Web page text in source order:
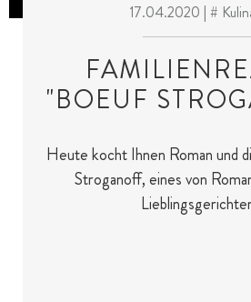
17.04.2020 | #
"BOEUF
Heute kocht Ihnen Roman und
Stroganoff, eines von